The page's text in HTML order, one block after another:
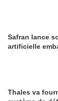
Safran lance
artificielle
Thales va